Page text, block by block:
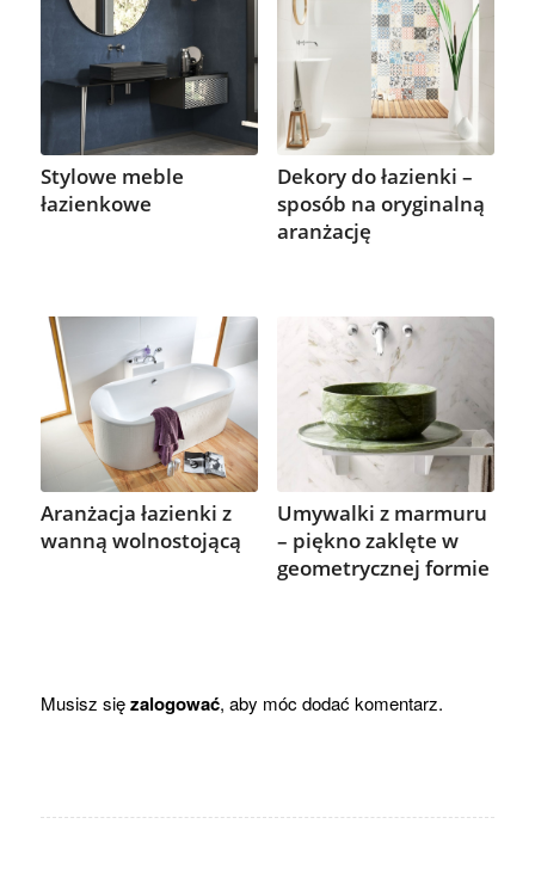
Stylowe meble
łazienkowe
Dekory do łazienki –
sposób na oryginalną
aranżację
Aranżacja łazienki z
wanną wolnostojącą
Umywalki z marmuru
– piękno zaklęte w
geometrycznej formie
Musisz sięzalogować, aby móc dodać komentarz.